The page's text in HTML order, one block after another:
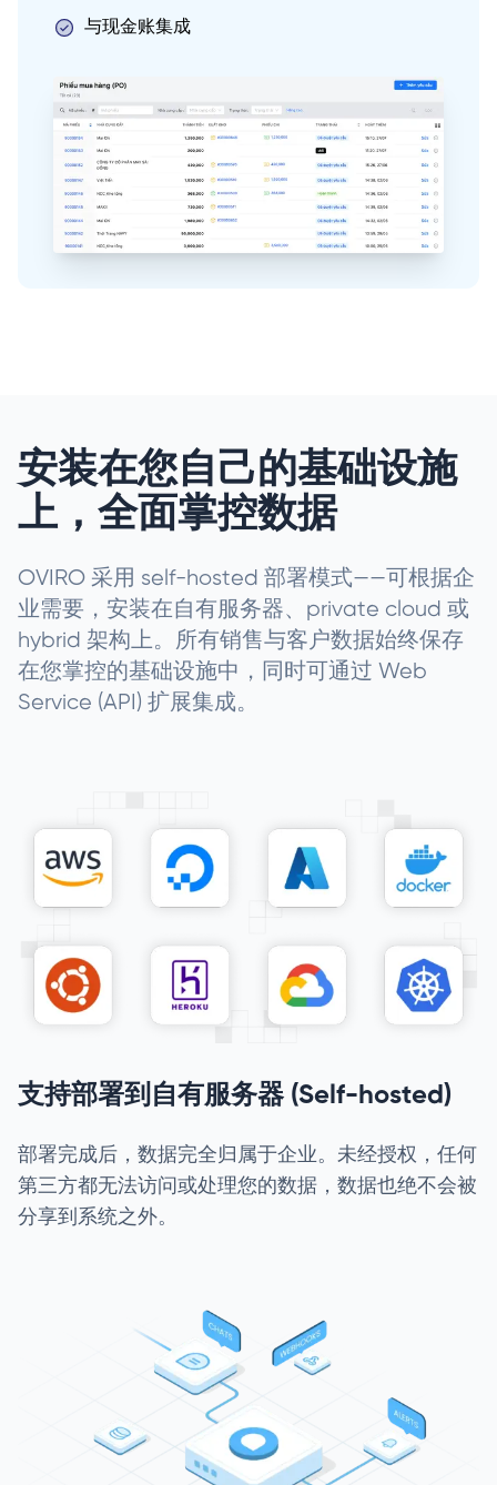
与现金账集成
安装在您自己的基础设施
上，全面掌控数据
OVIRO 采用 self-hosted 部署模式——可根据企
业需要，安装在自有服务器、private cloud 或
hybrid 架构上。所有销售与客户数据始终保存
在您掌控的基础设施中，同时可通过 Web
Service (API) 扩展集成。
支持部署到自有服务器 (Self-hosted)
部署完成后，数据完全归属于企业。未经授权，任何
第三方都无法访问或处理您的数据，数据也绝不会被
分享到系统之外。